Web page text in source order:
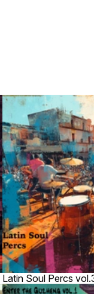
Latin Soul Percs